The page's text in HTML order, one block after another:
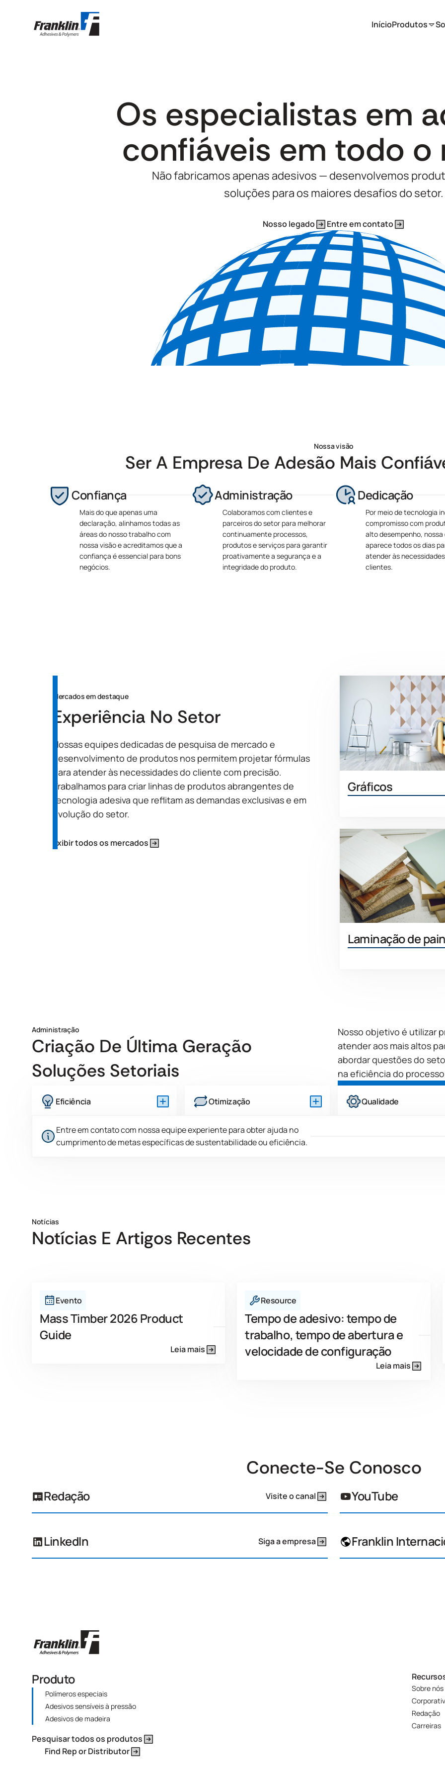
InícioProdutos
Os especialistas em
confiáveis em todo o
Não fabricamos apenas adesivos — desenvolvemos
soluções para os maiores desafios do setor.
Nosso legado Entre em contato
Nossa visão
Ser A Empresa De Adesão Mais
Confiança
Mais do que apenas uma
declaração, alinhamos todas as
áreas do nosso trabalho com
nossa visão e acreditamos que a
confiança é essencial para bons
negócios.
Administração
Colaboramos com clientes e
parceiros do setor para melhorar
continuamente processos,
produtos e serviços para garantir
proativamente a segurança e a
integridade do produto.
Dedicação
Por meio de tecnologia
compromisso com
alto desempenho, nossa
aparece todos os dias
atender às
clientes.
Mercados em destaque
Experiência No Setor
Nossas equipes dedicadas de pesquisa de mercado e
desenvolvimento de produtos nos permitem projetar fórmulas
para atender às necessidades do cliente com precisão.
Trabalhamos para criar linhas de produtos abrangentes de
tecnologia adesiva que reflitam as demandas exclusivas e em
evolução do setor.
Exibir todos os mercados
Gráficos
Laminação de
Administração
Criação De Última Geração
Soluções Setoriais
Nosso objetivo é utilizar
atender aos mais altos
abordar questões do
na eficiência do
Eficiência
produção e o sequenciamento de
lotes, enquanto exploramos fontes
Otimização
integrar recursos reciclados e
materiais reciclados em nossa
Qualidade
Entre em contato com nossa equipe experiente para obter ajuda no
cumprimento de metas específicas de sustentabilidade ou eficiência.
Notícias
Notícias E Artigos Recentes
Evento
Mass Timber 2026 Product
Guide
Leia mais
Resource
Tempo de adesivo: tempo de
trabalho, tempo de abertura e
velocidade de configuração
Leia mais
Conecte-Se Conosco
Redação Visite o canal YouTube
LinkedIn Siga a empresa Franklin
Produto
Polímeros especiais
Adesivos sensíveis à pressão
Adesivos de madeira
Pesquisar todos os produtos
Find Rep or Distributor
Sobre nós
Redação
Carreiras